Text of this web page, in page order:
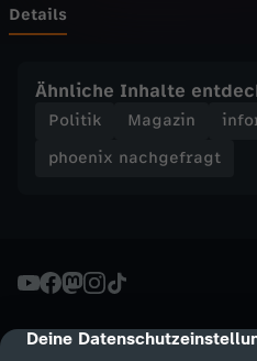
cmp-dialog-description
Deine
e
r
t
-
Details
Ähnliche Inhalte
Politik Magazin
phoenix nachgefragt